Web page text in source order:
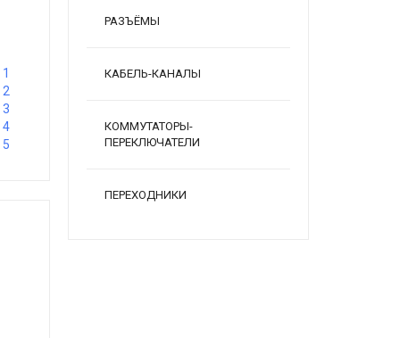
РАЗЪЁМЫ
КАБЕЛЬ-КАНАЛЫ
КОММУТАТОРЫ-
ПЕРЕКЛЮЧАТЕЛИ
ПЕРЕХОДНИКИ
1
2
3
4
5